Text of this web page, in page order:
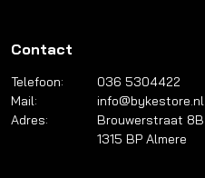
Contact
Telefoon:
036 5304422
Mail:
info@bykestore.nl
Adres:
Brouwerstraat 8B
1315 BP Almere